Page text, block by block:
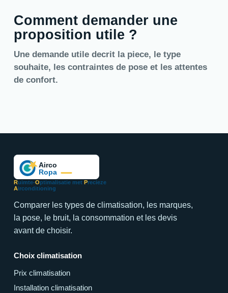
Comment demander une
proposition utile ?
Une demande utile decrit la piece, le type
souhaite, les contraintes de pose et les attentes
de confort.
Ruimte-Optimalisatie met Precieze
Airconditioning
Comparer les types de climatisation, les marques,
la pose, le bruit, la consommation et les devis
avant de choisir.
Choix climatisation
Prix climatisation
Installation climatisation